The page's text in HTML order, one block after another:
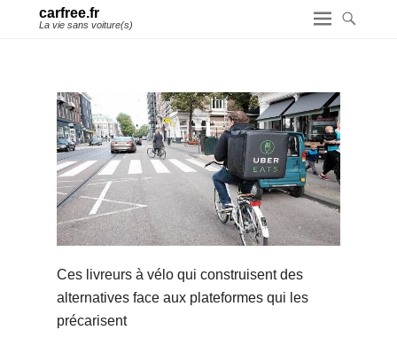
carfree.fr
La vie sans voiture(s)
Ces livreurs à vélo qui construisent des
alternatives face aux plateformes qui les
précarisent